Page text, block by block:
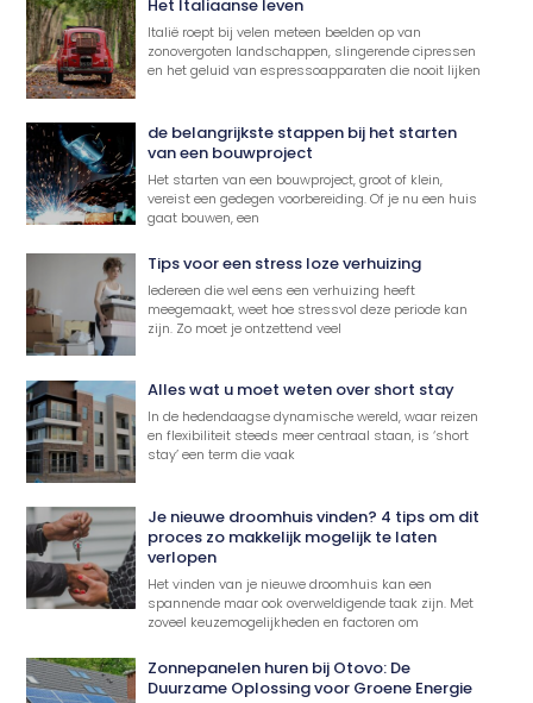
Het Italiaanse leven
Italië roept bij velen meteen beelden op van
zonovergoten landschappen, slingerende cipressen
en het geluid van espressoapparaten die nooit lijken
de belangrijkste stappen bij het starten
van een bouwproject
Het starten van een bouwproject, groot of klein,
vereist een gedegen voorbereiding. Of je nu een huis
gaat bouwen, een
Tips voor een stress loze verhuizing
Iedereen die wel eens een verhuizing heeft
meegemaakt, weet hoe stressvol deze periode kan
zijn. Zo moet je ontzettend veel
Alles wat u moet weten over short stay
In de hedendaagse dynamische wereld, waar reizen
en flexibiliteit steeds meer centraal staan, is ‘short
stay’ een term die vaak
Je nieuwe droomhuis vinden? 4 tips om dit
proces zo makkelijk mogelijk te laten
verlopen
Het vinden van je nieuwe droomhuis kan een
spannende maar ook overweldigende taak zijn. Met
zoveel keuzemogelijkheden en factoren om
Zonnepanelen huren bij Otovo: De
Duurzame Oplossing voor Groene Energie